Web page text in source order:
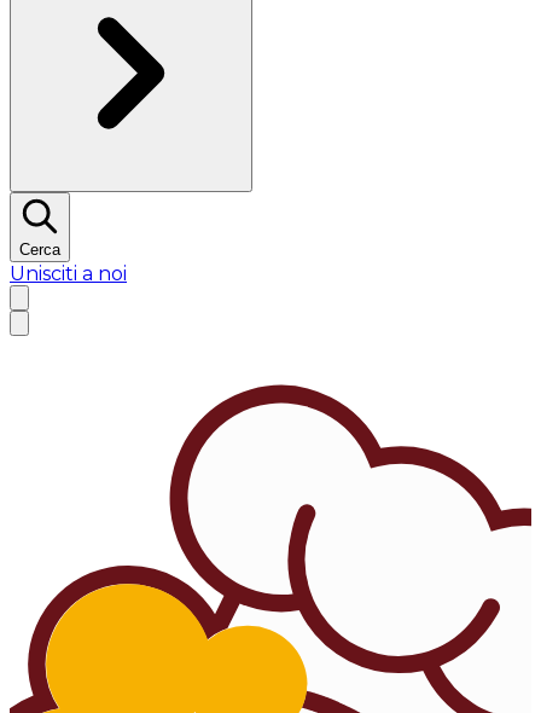
Cerca
Unisciti a noi